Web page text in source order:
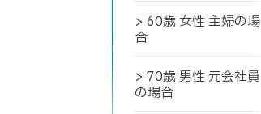
> 60歳 女性 主婦の場
合
> 70歳 男性 元会社員
の場合